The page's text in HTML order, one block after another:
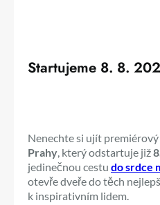
Startujeme 8. 8.
Nenechte si ujít
Prahy , který odstartuje již
jedinečnou cestu do srdce
otevře dveře do těch
k inspirativním lidem.